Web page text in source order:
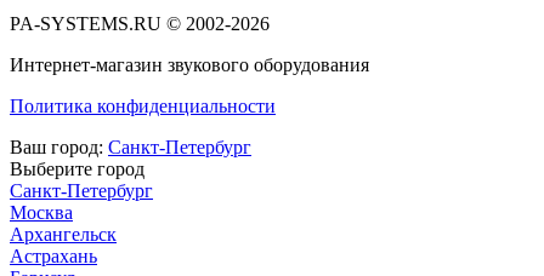
PA-SYSTEMS.RU © 2002-2026
Интернет-магазин звукового оборудования
Политика конфиденциальности
Ваш город: Санкт-Петербург
Выберите город
Санкт-Петербург
Москва
Архангельск
Астрахань